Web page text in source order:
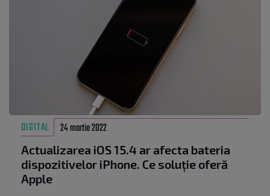
DIGITAL 24 martie 2022
Actualizarea iOS 15.4 ar afecta bateria
dispozitivelor iPhone. Ce soluție oferă
Apple